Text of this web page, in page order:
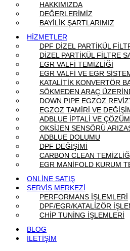
HAKKIMIZDA
DEĞERLERİMİZ
BAYİLİK ŞARTLARIMIZ
HİZMETLER
DPF DİZEL PARTİKÜL
DİZEL PARTİKÜL FİLTRE
EGR VALFİ TEMİZLİĞİ
EGR VALFİ VE EGR
KATALİTİK KONVERTÖR
SÖKMEDEN ARAÇ
DOWN PIPE EGZOZ
EGZOZ TAMİRİ VE
ADBLUE İPTALİ VE
OKSİJEN SENSÖRÜ
ADBLUE DOLUMU
DPF DEĞİŞİMİ
CARBON CLEAN
EGR MANİFOLD KURUM
ONLİNE SATIŞ
SERVİS MERKEZİ
PERFORMANS İŞLEMLERİ
DPF/EGR/KATALİZÖR
CHİP TUNİNG İŞLEMLERİ
BLOG
İLETİŞİM